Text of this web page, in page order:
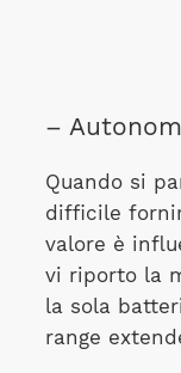
–
Quando si
difficile
valore è
vi riporto la
la sola
range